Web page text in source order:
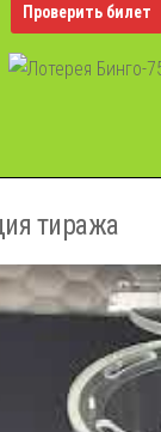
Проверить билет
тиража